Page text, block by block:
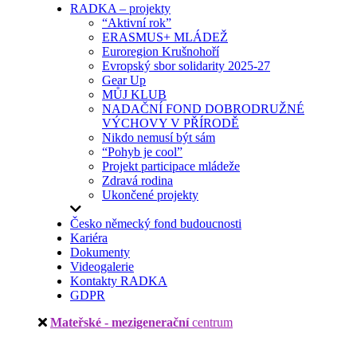
RADKA – projekty
“Aktivní rok”
ERASMUS+ MLÁDEŽ
Euroregion Krušnohoří
Evropský sbor solidarity 2025-27
Gear Up
MŮJ KLUB
NADAČNÍ FOND DOBRODRUŽNÉ
VÝCHOVY V PŘÍRODĚ
Nikdo nemusí být sám
“Pohyb je cool”
Projekt participace mládeže
Zdravá rodina
Ukončené projekty
Česko německý fond budoucnosti
Kariéra
Dokumenty
Videogalerie
Kontakty RADKA
GDPR
Mateřské - mezigenerační centrum